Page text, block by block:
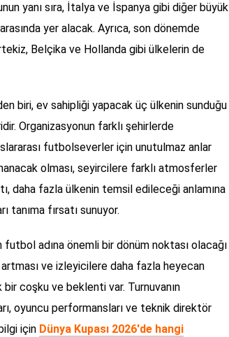
yanı sıra, İtalya ve İspanya gibi diğer büyük
yer alacak. Ayrıca, son dönemde
Belçika ve Hollanda gibi ülkelerin de
biri, ev sahipliği yapacak üç ülkenin sunduğu
Organizasyonun farklı şehirlerde
futbolseverler için unutulmaz anlar
olması, seyircilere farklı atmosferler
daha fazla ülkenin temsil edileceği anlamına
tanıma fırsatı sunuyor.
futbol adına önemli bir dönüm noktası olacağı
artması ve izleyicilere daha fazla heyecan
coşku ve beklenti var. Turnuvanın
oyuncu performansları ve teknik direktör
için Dünya Kupası 2026'de hangi